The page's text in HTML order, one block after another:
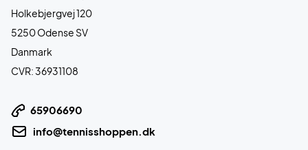
Holkebjergvej 120
5250 Odense SV
Danmark
CVR: 36931108
65906690
info@tennisshoppen.dk